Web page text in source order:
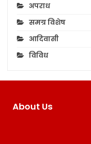
अपराध
समग्र विशेष
आदिवासी
विविध
About Us